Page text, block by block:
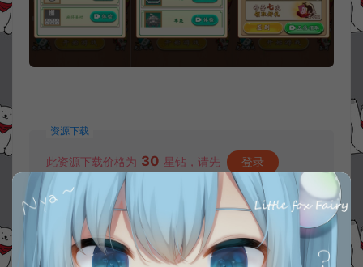
资源下载
此资源下载价格为 30 星钻，请先 登录
收藏 (1) 打赏 点赞 (